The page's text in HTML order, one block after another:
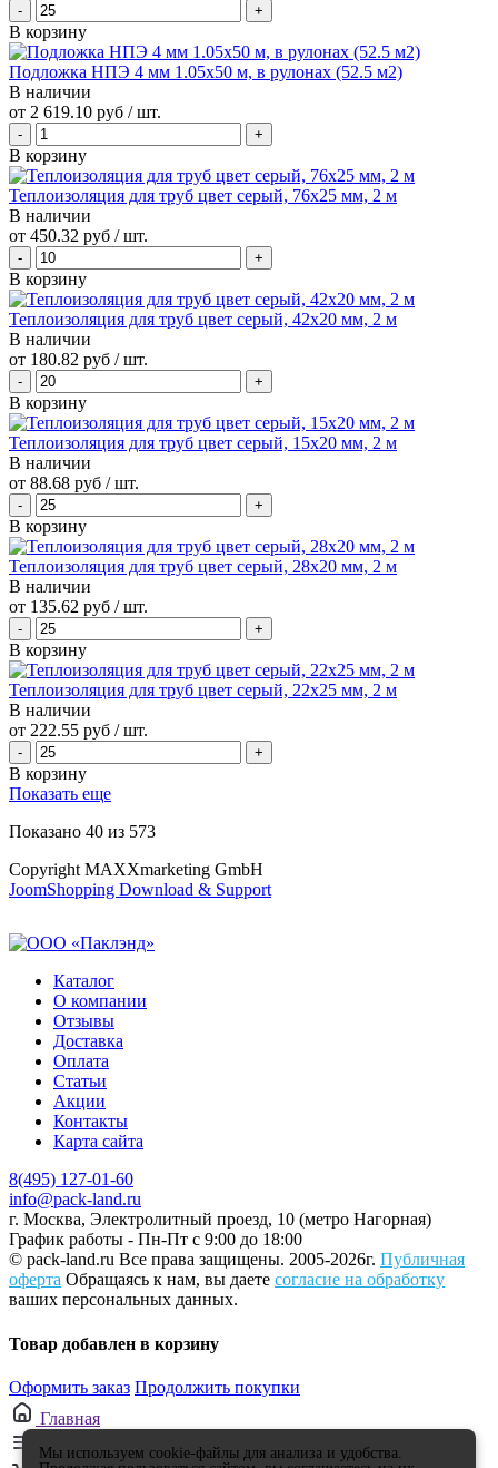
В корзину
Подложка НПЭ 4 мм 1.05х50 м, в рулонах (52.5 м2)
В наличии
от 2 619.10 руб / шт.
В корзину
Теплоизоляция для труб цвет серый, 76x25 мм, 2 м
В наличии
от 450.32 руб / шт.
В корзину
Теплоизоляция для труб цвет серый, 42x20 мм, 2 м
В наличии
от 180.82 руб / шт.
В корзину
Теплоизоляция для труб цвет серый, 15x20 мм, 2 м
В наличии
от 88.68 руб / шт.
В корзину
Теплоизоляция для труб цвет серый, 28x20 мм, 2 м
В наличии
от 135.62 руб / шт.
В корзину
Теплоизоляция для труб цвет серый, 22x25 мм, 2 м
В наличии
от 222.55 руб / шт.
В корзину
Показать еще
Показано 40 из 573
Copyright MAXXmarketing GmbH
JoomShopping Download & Support
Каталог
О компании
Отзывы
Доставка
Оплата
Статьи
Акции
Контакты
Карта сайта
8(495) 127-01-60
info@pack-land.ru
г. Москва, Электролитный проезд, 10 (метро Нагорная)
График работы - Пн-Пт с 9:00 до 18:00
© pack-land.ru Все права защищены. 2005-2026г. Публичная
оферта Обращаясь к нам, вы даете согласие на обработку
ваших персональных данных.
Товар добавлен в корзину
Оформить заказ Продолжить покупки
Главная
Каталог
Мы используем cookie-файлы для анализа и удобства.